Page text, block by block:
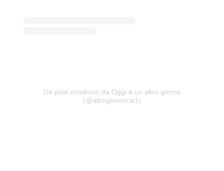
Un post condiviso da Oggi è un altro giorno
(@altrogiornorai1)